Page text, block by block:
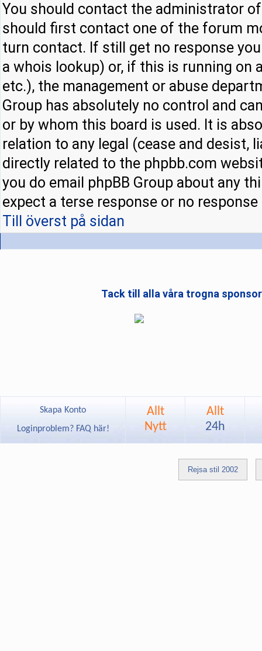
You should contact the administrator
should first contact one of the forum
turn contact. If still get no response
a whois lookup) or, if this is running on
etc.), the management or abuse
Group has absolutely no control and
or by whom this board is used. It is
relation to any legal (cease and desist,
directly related to the phpbb.com
you do email phpBB Group about any
expect a terse response or no response
Till överst på sidan
Tack till alla våra trogna
Skapa Konto
Loginproblem? FAQ här!
Allt
Nytt
Allt
24h
Rejsa stil 2002